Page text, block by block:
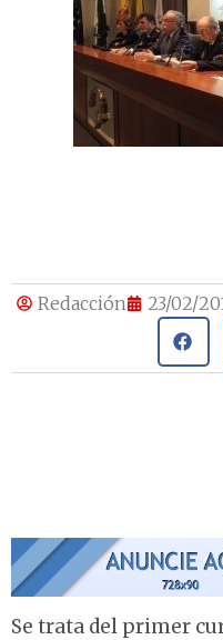
Redacción 23/02/
Se trata del primer